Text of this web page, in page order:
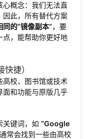
概念：我们无法直
因此，所有替代方案
的“镜像副本”，要
点，能帮助你更好地
捷）
校、图书馆或技术
面和功能与原版几乎
关键词，如 “Google
常会找到一些由高校